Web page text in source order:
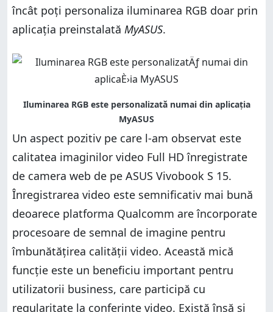
încât poți personaliza iluminarea RGB doar prin
aplicația preinstalată MyASUS.
Un aspect pozitiv pe care l-am observat este
calitatea imaginilor video Full HD înregistrate
de camera web de pe ASUS Vivobook S 15.
Înregistrarea video este semnificativ mai bună
deoarece platforma Qualcomm are încorporate
procesoare de semnal de imagine pentru
îmbunătățirea calității video. Această mică
funcție este un beneficiu important pentru
utilizatorii business, care participă cu
regularitate la conferințe video. Există însă și